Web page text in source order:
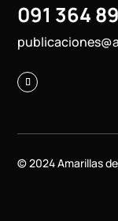
091 364
© 2024 Amarillas